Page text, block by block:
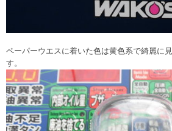
ペーパーウエスに着いた色は黄色系で綺麗に
す。